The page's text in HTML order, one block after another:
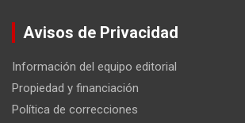
Avisos de Privacidad
Información del equipo editorial
Propiedad y financiación
Política de correcciones